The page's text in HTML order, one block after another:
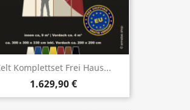
Komplettset Frei Haus...
1.629,90 €